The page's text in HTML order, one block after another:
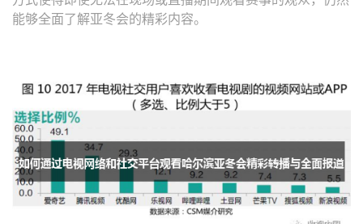
能够全面了解亚冬会的精彩内容。